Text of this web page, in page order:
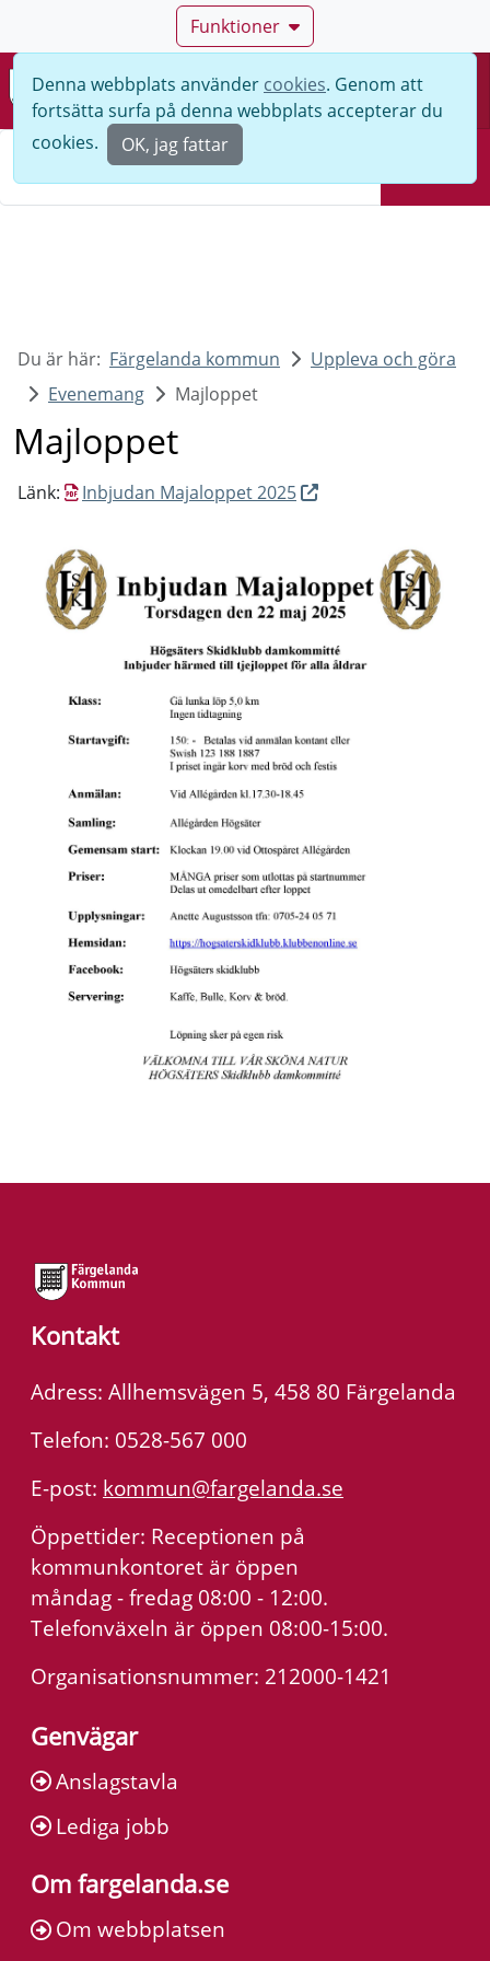
Funktioner
Meny
Denna webbplats använder cookies. Genom att
fortsätta surfa på denna webbplats accepterar du
cookies.
OK, jag fattar
Du är här: Färgelanda kommun
Uppleva och göra
Evenemang
Majloppet
Majloppet
Länk: Inbjudan Majaloppet 2025
Kontakt
Adress: Allhemsvägen 5, 458 80 Färgelanda
Telefon: 0528-567 000
E-post: kommun@fargelanda.se
Öppettider: Receptionen på
kommunkontoret är öppen
måndag - fredag 08:00 - 12:00.
Telefonväxeln är öppen 08:00-15:00.
Organisationsnummer: 212000-1421
Genvägar
Anslagstavla
Lediga jobb
Om fargelanda.se
Om webbplatsen